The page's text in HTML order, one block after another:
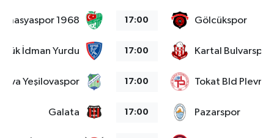
1968 17:00 Gölcükspor
İdman Yurdu 17:00 Kartal Bulvarspor
Yeşilovaspor 17:00 Tokat Bld
Galata 17:00 Pazarspor